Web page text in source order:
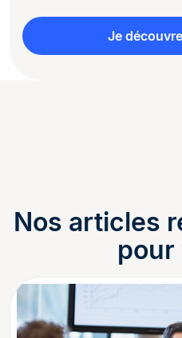
Je
Nos articles
pour